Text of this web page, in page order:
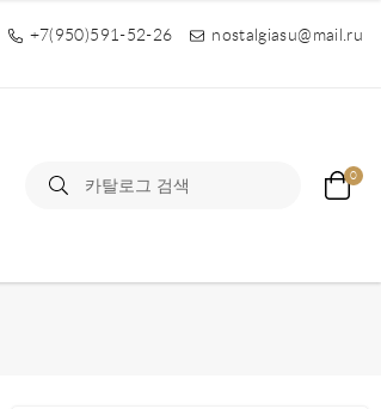
+7(950)591-52-26 nostalgiasu@mail.ru
0